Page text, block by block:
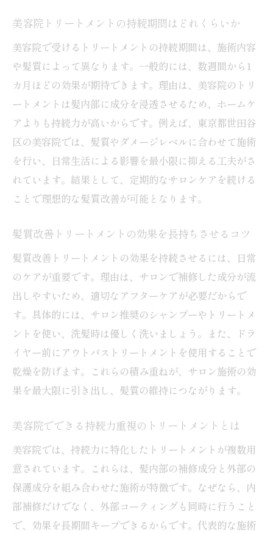
美容院トリートメントの持続期間はどれくらいか
美容院で受けるトリートメントの持続期間は、施術内容
や髪質によって異なります。一般的には、数週間から1
カ月ほどの効果が期待できます。理由は、美容院のトリ
ートメントは髪内部に成分を浸透させるため、ホームケ
アよりも持続力が高いからです。例えば、東京都世田谷
区の美容院では、髪質やダメージレベルに合わせて施術
を行い、日常生活による影響を最小限に抑える工夫がさ
れています。結果として、定期的なサロンケアを続ける
ことで理想的な髪質改善が可能となります。
髪質改善トリートメントの効果を長持ちさせるコツ
髪質改善トリートメントの効果を持続させるには、日常
のケアが重要です。理由は、サロンで補修した成分が流
出しやすいため、適切なアフターケアが必要だからで
す。具体的には、サロン推奨のシャンプーやトリートメ
ントを使い、洗髪時は優しく洗いましょう。また、ドラ
イヤー前にアウトバストリートメントを使用することで
乾燥を防げます。これらの積み重ねが、サロン施術の効
果を最大限に引き出し、髪質の維持につながります。
美容院でできる持続力重視のトリートメントとは
美容院では、持続力に特化したトリートメントが複数用
意されています。これらは、髪内部の補修成分と外部の
保護成分を組み合わせた施術が特徴です。なぜなら、内
部補修だけでなく、外部コーティングも同時に行うこと
で、効果を長期間キープできるからです。代表的な施術